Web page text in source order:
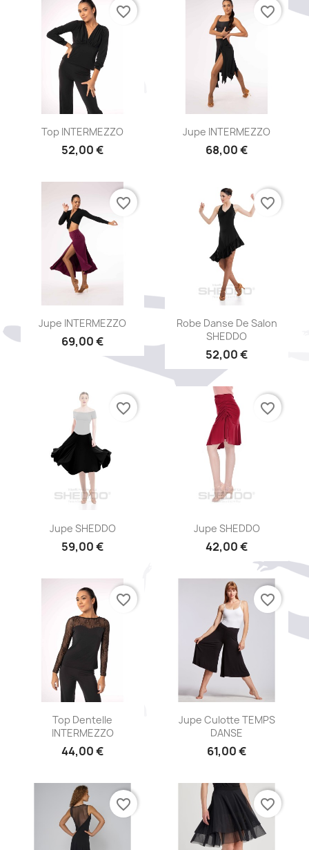
Aperçu rapide
Top INTERMEZZO
52,00 €
favorite_border
Aperçu rapide
Jupe INTERMEZZO
68,00 €
favorite_border
Aperçu rapide
Jupe INTERMEZZO
69,00 €
favorite_border
Aperçu rapide
Robe Danse De Salon
SHEDDO
52,00 €
favorite_border
Aperçu rapide
Jupe SHEDDO
59,00 €
favorite_border
Aperçu rapide
Jupe SHEDDO
42,00 €
favorite_border
Aperçu rapide
Top Dentelle
INTERMEZZO
44,00 €
favorite_border
Aperçu rapide
Jupe Culotte TEMPS
DANSE
61,00 €
favorite_border
favorite_border favorite_border